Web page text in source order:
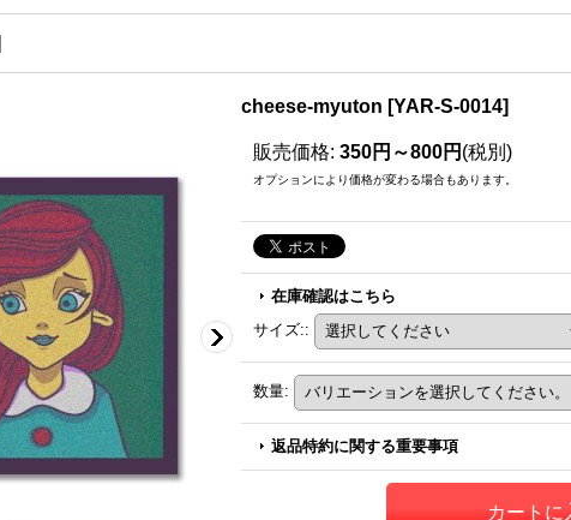
cheese-myuton [YAR-S-0014]
販売価格: 350円～800円 (税別)
オプションにより価格が変わる場合もあります。
在庫確認はこちら
サイズ::
数量:
返品特約に関する重要事項